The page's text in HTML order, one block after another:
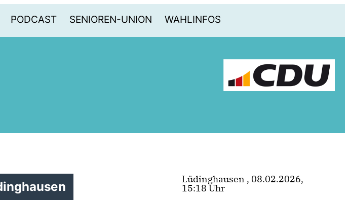
PODCAST SENIOREN-UNION WAHLINFOS
Lüdinghausen , 08.02.2026,
15:18 Uhr